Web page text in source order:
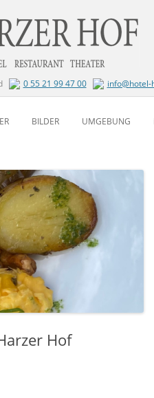
0 55 21 99 47 00
BILDER UMGEBUNG
Hof